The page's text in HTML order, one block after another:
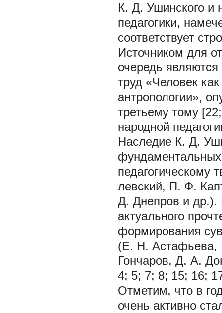
К. Д. Ушинского и
педагогики,
соответствует
Источником для
очередь
труд «Человек
антропологии»,
третьему тому
народной
Наследие К. Д.
левский, П. Ф.
Д. Днепров и др.).
актуального
формирования
(Е. Н. Астафьева,
Гончаров, Д. А.
4; 5; 7; 8; 15; 16;
Отметим, что в
очень активно